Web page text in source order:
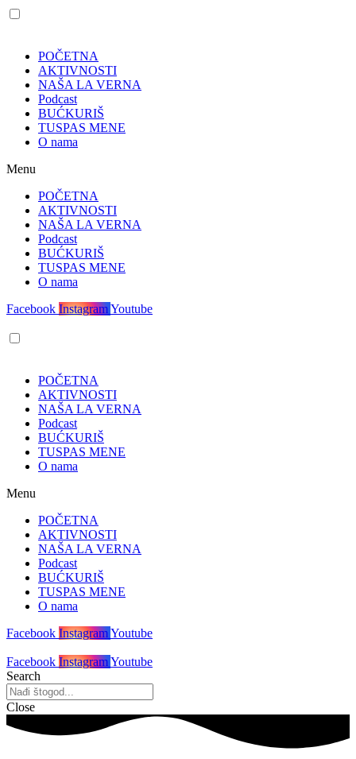
POČETNA
AKTIVNOSTI
NAŠA LA VERNA
Podcast
BUĆKURIŠ
TUSPAS MENE
O nama
Menu
POČETNA
AKTIVNOSTI
NAŠA LA VERNA
Podcast
BUĆKURIŠ
TUSPAS MENE
O nama
Facebook InstagramYoutube
POČETNA
AKTIVNOSTI
NAŠA LA VERNA
Podcast
BUĆKURIŠ
TUSPAS MENE
O nama
Menu
POČETNA
AKTIVNOSTI
NAŠA LA VERNA
Podcast
BUĆKURIŠ
TUSPAS MENE
O nama
Facebook InstagramYoutube
Facebook InstagramYoutube
Search
Close